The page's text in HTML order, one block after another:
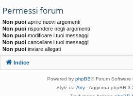
Permessi forum
Non puoi aprire nuovi argomenti
Non puoi rispondere negli argomenti
Non puoi modificare i tuoi messaggi
Non puoi cancellare i tuoi messaggi
Non puoi inviare allegati
Indice
Powered by phpBB® Forum Software
Style da Arty - Aggiorna phpBB